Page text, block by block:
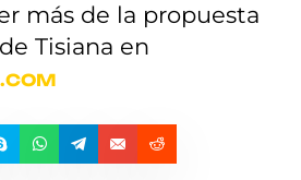
más de la propuesta
Tisiana en